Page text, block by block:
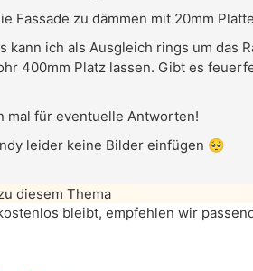
Fassade zu dämmen mit 20mm
kann ich als Ausgleich rings um das
400mm Platz lassen. Gibt es
mal für eventuelle Antworten!
leider keine Bilder einfügen 🥺
diesem Thema
bleibt, empfehlen wir